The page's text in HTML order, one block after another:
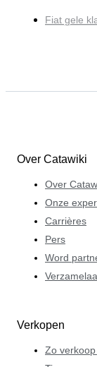
Fiat gele
Over Catawiki
Over
Onze
Carrières
Pers
Word
Verkopen
Zo